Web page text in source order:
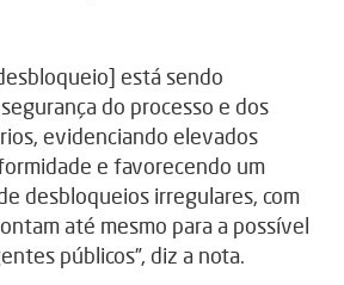
está sendo
do processo e dos
evidenciando elevados
e favorecendo um
desbloqueios irregulares, com
até mesmo para a possível
públicos”, diz a nota.